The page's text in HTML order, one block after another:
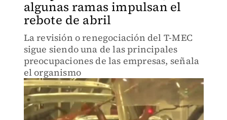
algunas ramas impulsan el
rebote de abril
La revisión o renegociación del T-MEC
sigue siendo una de las principales
preocupaciones de las empresas, señala
el organismo